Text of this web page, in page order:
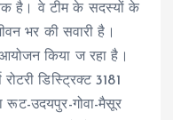
है। वे टीम के सदस्यों के
भर की सवारी है।
किया ज रहा है।
डिस्ट्रिक्ट 3181
रूट-उदयपुर-गोवा-मैसूर